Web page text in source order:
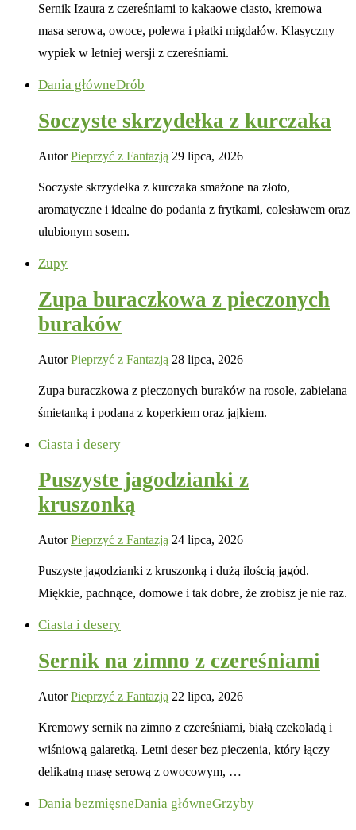
Sernik Izaura z czereśniami to kakaowe ciasto, kremowa
masa serowa, owoce, polewa i płatki migdałów. Klasyczny
wypiek w letniej wersji z czereśniami.
Dania główneDrób
Soczyste skrzydełka z kurczaka
AutorPieprzyć z Fantazją 29 lipca, 2026
Soczyste skrzydełka z kurczaka smażone na złoto,
aromatyczne i idealne do podania z frytkami, colesławem oraz
ulubionym sosem.
Zupy
Zupa buraczkowa z pieczonych
buraków
AutorPieprzyć z Fantazją 28 lipca, 2026
Zupa buraczkowa z pieczonych buraków na rosole, zabielana
śmietanką i podana z koperkiem oraz jajkiem.
Ciasta i desery
Puszyste jagodzianki z
kruszonką
AutorPieprzyć z Fantazją 24 lipca, 2026
Puszyste jagodzianki z kruszonką i dużą ilością jagód.
Miękkie, pachnące, domowe i tak dobre, że zrobisz je nie raz.
Ciasta i desery
Sernik na zimno z czereśniami
AutorPieprzyć z Fantazją 22 lipca, 2026
Kremowy sernik na zimno z czereśniami, białą czekoladą i
wiśniową galaretką. Letni deser bez pieczenia, który łączy
delikatną masę serową z owocowym, …
Dania bezmięsneDania główneGrzyby